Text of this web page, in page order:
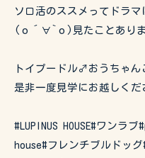
ソロ活のススメってドラ
(о´∀`о)見たことありま
トイプードル♂おうちゃん
是非一度見学にお越しくだ
#LUPINUS HOUSE#ワンラ
house#フレンチブルドッ